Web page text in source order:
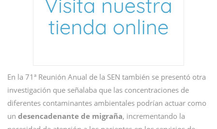
En la 71ª Reunión Anual de la SEN también se presentó otra
investigación que señalaba que las concentraciones de
diferentes contaminantes ambientales podrían actuar como
un desencadenante de migraña, incrementando la